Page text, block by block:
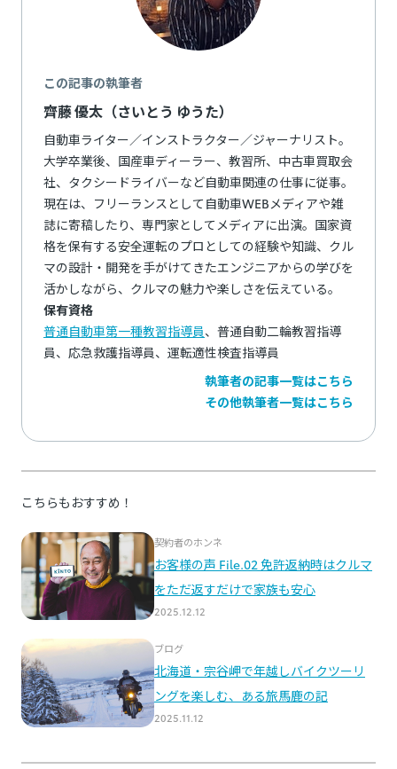
この記事の執筆者
齊藤 優太（さいとう ゆうた）
自動車ライター／インストラクター／ジャーナリスト。
大学卒業後、国産車ディーラー、教習所、中古車買取会
社、タクシードライバーなど自動車関連の仕事に従事。
現在は、フリーランスとして自動車WEBメディアや雑
誌に寄稿したり、専門家としてメディアに出演。国家資
格を保有する安全運転のプロとしての経験や知識、クル
マの設計・開発を手がけてきたエンジニアからの学びを
活かしながら、クルマの魅力や楽しさを伝えている。
保有資格
普通自動車第一種教習指導員、普通自動二輪教習指導
員、応急救護指導員、運転適性検査指導員
執筆者の記事一覧はこちら
その他執筆者一覧はこちら